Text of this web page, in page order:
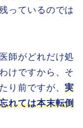
っているのでは
師がどれだけ処
けですから、そ
り前ですが、実
れては本末転倒